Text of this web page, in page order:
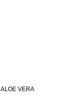
ALOE VERA